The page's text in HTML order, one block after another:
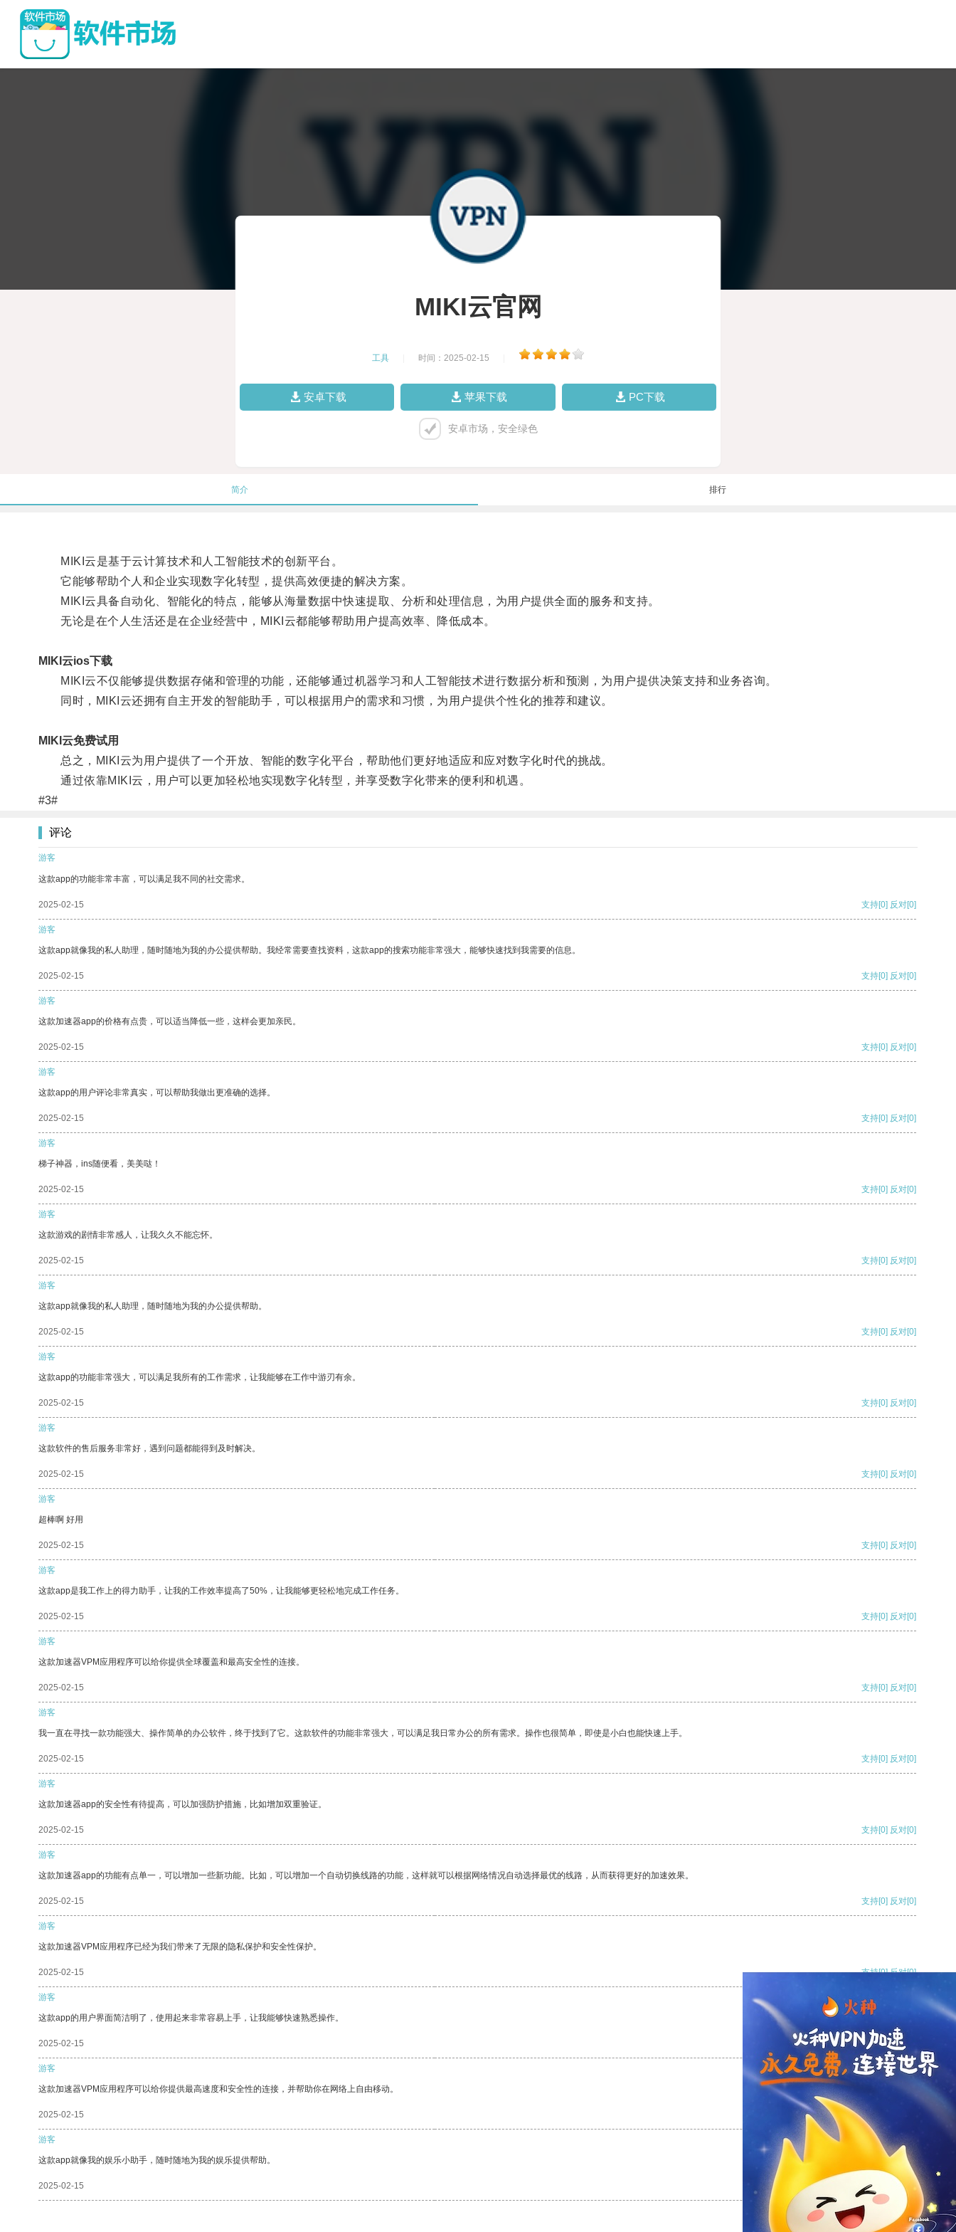
MIKI云官网
工具 时间：2025-02-15
安卓下载 苹果下载 PC下载
安卓市场，安全绿色
简介 排行
MIKI云是基于云计算技术和人工智能技术的创新平台。
它能够帮助个人和企业实现数字化转型，提供高效便捷的解决方案。
MIKI云具备自动化、智能化的特点，能够从海量数据中快速提取、分析和处理信息，为用户提供全面的服务和支持。
无论是在个人生活还是在企业经营中，MIKI云都能够帮助用户提高效率、降低成本。
MIKI云ios下载
MIKI云不仅能够提供数据存储和管理的功能，还能够通过机器学习和人工智能技术进行数据分析和预测，为用户提供决策支持和业务咨询。
同时，MIKI云还拥有自主开发的智能助手，可以根据用户的需求和习惯，为用户提供个性化的推荐和建议。
MIKI云免费试用
总之，MIKI云为用户提供了一个开放、智能的数字化平台，帮助他们更好地适应和应对数字化时代的挑战。
通过依靠MIKI云，用户可以更加轻松地实现数字化转型，并享受数字化带来的便利和机遇。
#3#
评论
游客
这款app的功能非常丰富，可以满足我不同的社交需求。
2025-02-15 支持[0] 反对[0]
游客
这款app就像我的私人助理，随时随地为我的办公提供帮助。我经常需要查找资料，这款app的搜索功能非常强大，能够快速找到我需要的信息。
2025-02-15 支持[0] 反对[0]
游客
这款加速器app的价格有点贵，可以适当降低一些，这样会更加亲民。
2025-02-15 支持[0] 反对[0]
游客
这款app的用户评论非常真实，可以帮助我做出更准确的选择。
2025-02-15 支持[0] 反对[0]
游客
梯子神器，ins随便看，美美哒！
2025-02-15 支持[0] 反对[0]
游客
这款游戏的剧情非常感人，让我久久不能忘怀。
2025-02-15 支持[0] 反对[0]
游客
这款app就像我的私人助理，随时随地为我的办公提供帮助。
2025-02-15 支持[0] 反对[0]
游客
这款app的功能非常强大，可以满足我所有的工作需求，让我能够在工作中游刃有余。
2025-02-15 支持[0] 反对[0]
游客
这款软件的售后服务非常好，遇到问题都能得到及时解决。
2025-02-15 支持[0] 反对[0]
游客
超棒啊 好用
2025-02-15 支持[0] 反对[0]
游客
这款app是我工作上的得力助手，让我的工作效率提高了50%，让我能够更轻松地完成工作任务。
2025-02-15 支持[0] 反对[0]
游客
这款加速器VPM应用程序可以给你提供全球覆盖和最高安全性的连接。
2025-02-15 支持[0] 反对[0]
游客
我一直在寻找一款功能强大、操作简单的办公软件，终于找到了它。这款软件的功能非常强大，可以满足我日常办公的所有需求。操作也很简单，即使是小白也能快速上手。
2025-02-15 支持[0] 反对[0]
游客
这款加速器app的安全性有待提高，可以加强防护措施，比如增加双重验证。
2025-02-15 支持[0] 反对[0]
游客
这款加速器app的功能有点单一，可以增加一些新功能。比如，可以增加一个自动切换线路的功能，这样就可以根据网络情况自动选择最优的线路，从而获得更好的加速效果。
2025-02-15 支持[0] 反对[0]
游客
这款加速器VPM应用程序已经为我们带来了无限的隐私保护和安全性保护。
2025-02-15 支持[0] 反对[0]
游客
这款app的用户界面简洁明了，使用起来非常容易上手，让我能够快速熟悉操作。
2025-02-15 支持[0] 反对
游客
这款加速器VPM应用程序可以给你提供最高速度和安全性的连接，并帮助你在网络上自由移动。
2025-02-15 支持
游客
这款app就像我的娱乐小助手，随时随地为我的娱乐提供帮助。
2025-02-15 支持 反对 [0]